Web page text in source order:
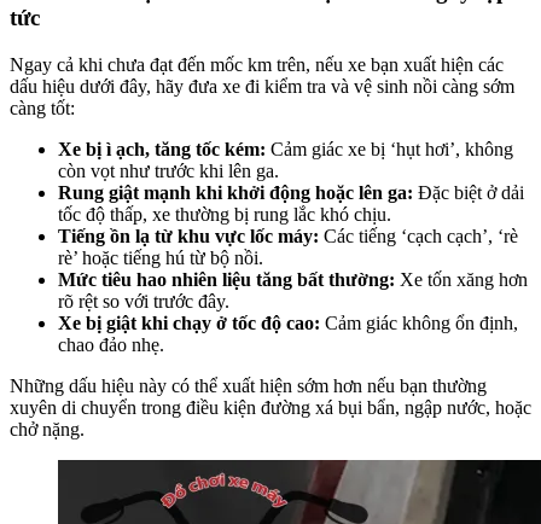
tức
Ngay cả khi chưa đạt đến mốc km trên, nếu xe bạn xuất hiện các
dấu hiệu dưới đây, hãy đưa xe đi kiểm tra và vệ sinh nồi càng sớm
càng tốt:
Xe bị ì ạch, tăng tốc kém: Cảm giác xe bị ‘hụt hơi’, không
còn vọt như trước khi lên ga.
Rung giật mạnh khi khởi động hoặc lên ga: Đặc biệt ở dải
tốc độ thấp, xe thường bị rung lắc khó chịu.
Tiếng ồn lạ từ khu vực lốc máy: Các tiếng ‘cạch cạch’, ‘rè
rè’ hoặc tiếng hú từ bộ nồi.
Mức tiêu hao nhiên liệu tăng bất thường: Xe tốn xăng hơn
rõ rệt so với trước đây.
Xe bị giật khi chạy ở tốc độ cao: Cảm giác không ổn định,
chao đảo nhẹ.
Những dấu hiệu này có thể xuất hiện sớm hơn nếu bạn thường
xuyên di chuyển trong điều kiện đường xá bụi bẩn, ngập nước, hoặc
chở nặng.